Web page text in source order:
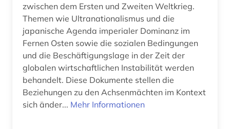
sicherheit (2)
singapur (1)
sinologie (2)
skandinavien (1)
sklaverei (1)
zwischen dem Ersten und Zweiten Weltkrieg.
Themen wie Ultranationalismus und die
japanische Agenda imperialer Dominanz im
Fernen Osten sowie die sozialen Bedingungen
und die Beschäftigungslage in der Zeit der
globalen wirtschaftlichen Instabilität werden
behandelt. Diese Dokumente stellen die
Beziehungen zu den Achsenmächten im Kontext
sich änder... Mehr Informationen